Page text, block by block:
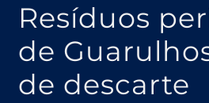
Resíduos
de
de descarte